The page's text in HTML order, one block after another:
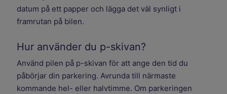
datum på ett papper och lägga det väl synligt i
framrutan på bilen.
Hur använder du p-skivan?
Använd pilen på p-skivan för att ange den tid du
påbörjar din parkering. Avrunda till närmaste
kommande hel- eller halvtimme. Om parkeringen